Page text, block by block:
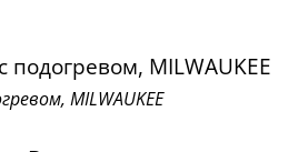
MILWAUKEE